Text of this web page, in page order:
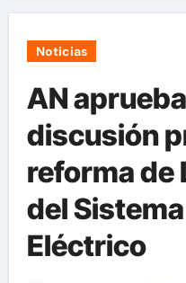
Noticias
AN
discusión
reforma de
del
Eléctrico